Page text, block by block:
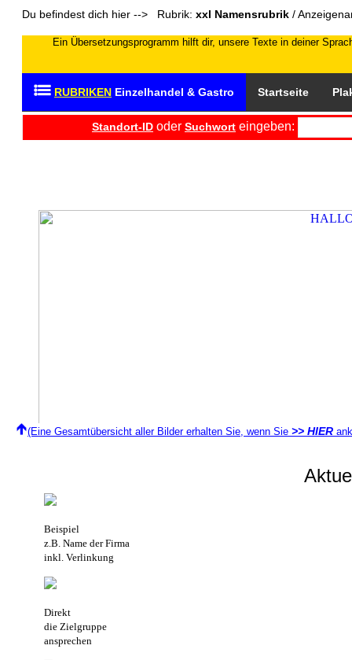
Du befindest dich hier --> Rubrik: xxl Namensrubrik /
Ein Übersetzungsprogramm hilft dir, unsere Texte in deiner
RUBRIKEN Einzelhandel & Gastro Startseite
Standort-ID oder Suchwort eingeben:
(Eine Gesamtübersicht aller Bilder erhalten Sie, wenn Sie >> HIER